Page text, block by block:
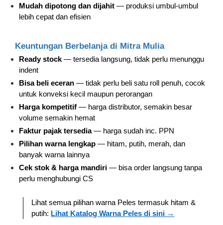
Mudah dipotong dan dijahit — produksi umbul-umbul
lebih cepat dan efisien
Keuntungan Berbelanja di Mitra Mulia
Ready stock — tersedia langsung, tidak perlu menunggu
indent
Bisa beli eceran — tidak perlu beli satu roll penuh, cocok
untuk konveksi kecil maupun perorangan
Harga kompetitif — harga distributor, semakin besar
volume semakin hemat
Faktur pajak tersedia— harga sudah inc. PPN
Pilihan warna lengkap — hitam, putih, merah, dan
banyak warna lainnya
Cek stok & harga mandiri — bisa order langsung tanpa
perlu menghubungi CS
Lihat semua pilihan warna Peles termasuk hitam &
putih: Lihat Katalog Warna Peles di sini →